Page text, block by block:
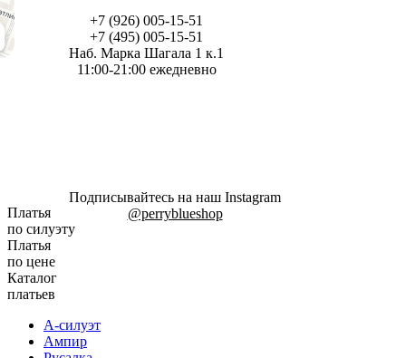
+7 (926) 005-15-51
+7 (495) 005-15-51
Наб. Марка Шагала 1 к.1
11:00-21:00 ежедневно
Подписывайтесь на наш Instagram
@perryblueshop
Платья
по силуэту
Платья
по цене
Каталог
платьев
А-силуэт
Ампир